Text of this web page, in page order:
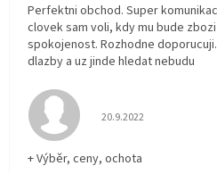
Perfektni obchod. Super
clovek sam voli, kdy mu bude
spokojenost. Rozhodne
dlazby a uz jinde hledat nebudu
Hodnocení obchodu
20.9.2022
+ Výběr, ceny, ochota